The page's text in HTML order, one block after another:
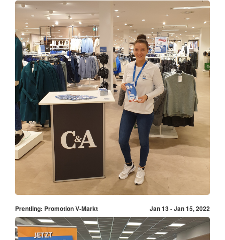
Prentling: Promotion V-Markt Jan 13 - Jan 15, 2022